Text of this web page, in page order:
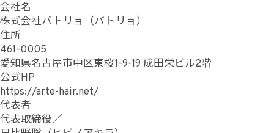
会社名
株式会社バトリョ（バトリョ）
住所
461-0005
愛知県名古屋市中区東桜1-9-19 成田栄ビル2階
公式HP
https://arte-hair.net/
代表者
代表取締役／